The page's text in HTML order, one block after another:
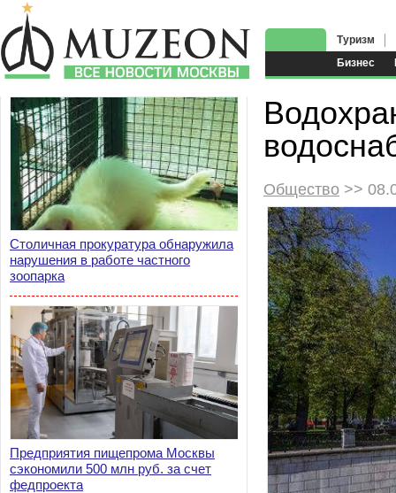
Бизнес
Туризм
Столичная прокуратура обнаружила
нарушения в работе частного
зоопарка
Предприятия пищепрома Москвы
сэкономили 500 млн руб. за счет
федпроекта
Общество >>